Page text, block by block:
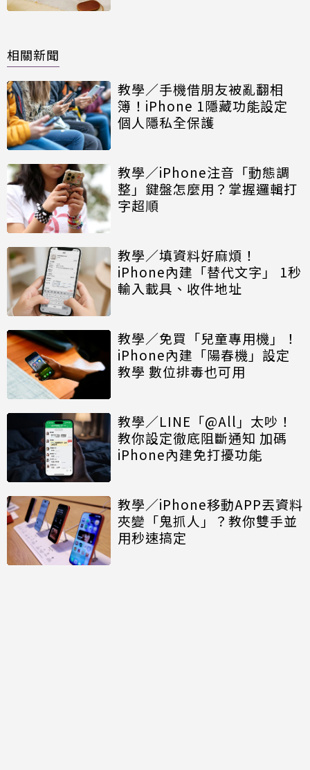
相關新聞
教學／手機借朋友被亂翻相
簿！iPhone 1隱藏功能設定
個人隱私全保護
教學／iPhone注音「動態調
整」鍵盤怎麼用？掌握邏輯打
字超順
教學／填資料好麻煩！
iPhone內建「替代文字」 1秒
輸入載具、收件地址
教學／免買「兒童專用機」！
iPhone內建「陽春機」設定
教學 數位排毒也可用
教學／LINE「@All」太吵！
教你設定徹底阻斷通知 加碼
iPhone內建免打擾功能
教學／iPhone移動APP丟資料
夾變「鬼抓人」？教你雙手並
用秒速搞定